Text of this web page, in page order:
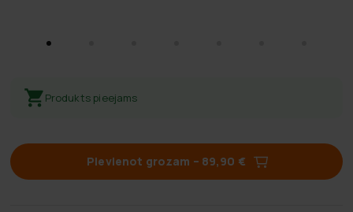
Produkts pieejams
Pievienot grozam – 89,90 €